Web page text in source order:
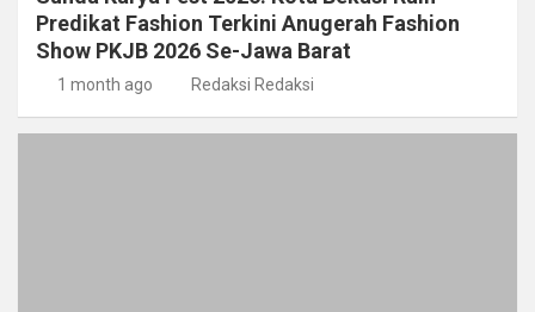
Predikat Fashion Terkini Anugerah Fashion
Show PKJB 2026 Se-Jawa Barat
1 month ago Redaksi Redaksi